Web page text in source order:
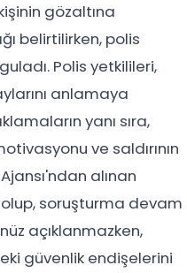
gözaltına
belirtilirken, polis
Polis yetkilileri,
anlamaya
yanı sıra,
ve saldırının
alınan
olup, soruşturma devam
açıklanmazken,
güvenlik endişelerini